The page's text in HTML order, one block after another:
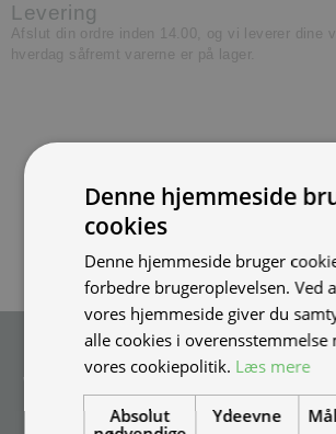
Levering
Afslut din ordre inden 14.00, og vi leverer dine
hverdag såfremt varerne er på lager.
Tilmeld
Vær blandt de første til at modtage info om
events og udstillinger.
Denne hjemmeside
cookies
Denne hjemmeside bruger
forbedre brugeroplevelsen. Ved
vores hjemmeside giver du
alle cookies i overensstemmelse
vores cookiepolitik. Læs mere
Absolut
Ydeevne